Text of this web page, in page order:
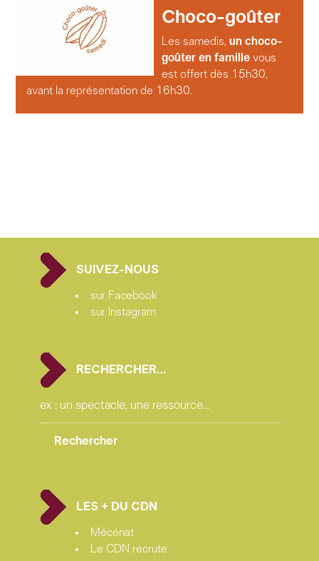
Choco-goûter
Les samedis, un choco-
goûter en famillevous
est offert dès 15h30,
avant la représentation de 16h30.
SUIVEZ-NOUS
sur Facebook
sur Instagram
RECHERCHER…
LES + DU CDN
Mécénat
Le CDN recrute